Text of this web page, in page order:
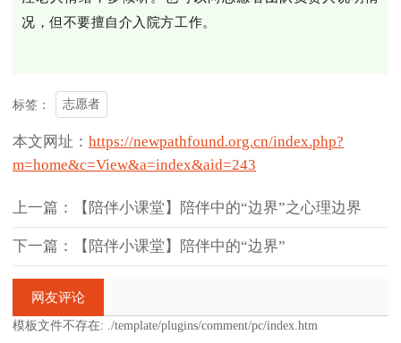
况，但不要擅自介入院方工作。
标签： 志愿者
本文网址： https://newpathfound.org.cn/index.php?
m=home&c=View&a=index&aid=243
上一篇：【陪伴小课堂】陪伴中的“边界”之心理边界
下一篇：【陪伴小课堂】陪伴中的“边界”
网友评论
模板文件不存在: ./template/plugins/comment/pc/index.htm